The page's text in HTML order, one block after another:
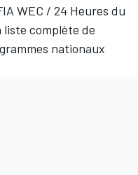
WEC / 24 Heures du
liste complète de
nationaux